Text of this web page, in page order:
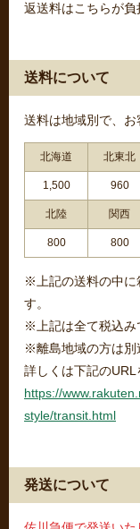
返送料はこちらが負
送料について
送料は地域別で、お
北海道 北東北
1,500 960
北陸 関西
800 800
※上記の送料の中に
す。
※上記は全て税込み
※離島地域の方は別
詳しくは下記のURL
https://
style/transit.html
発送について